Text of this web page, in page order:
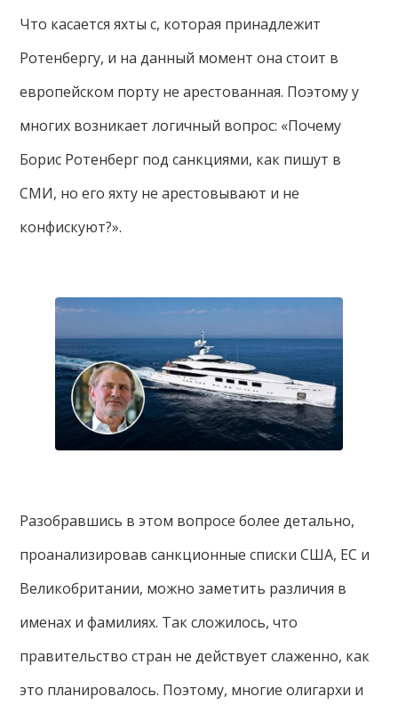
Что касается яхты с, которая принадлежит
Ротенбергу, и на данный момент она стоит в
европейском порту не арестованная. Поэтому у
многих возникает логичный вопрос: «Почему
Борис Ротенберг под санкциями, как пишут в
СМИ, но его яхту не арестовывают и не
конфискуют?».
Разобравшись в этом вопросе более детально,
проанализировав санкционные списки США, ЕС и
Великобритании, можно заметить различия в
именах и фамилиях. Так сложилось, что
правительство стран не действует слаженно, как
это планировалось. Поэтому, многие олигархи и